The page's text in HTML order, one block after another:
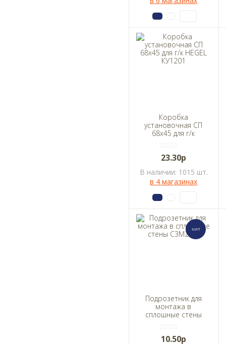
Коробка
установочная СП
68х45 для г/к
23.30р
В наличии: 1015 шт.
в 4 магазинах
Подрозетник для
монтажа в
сплошные стены
10.50р